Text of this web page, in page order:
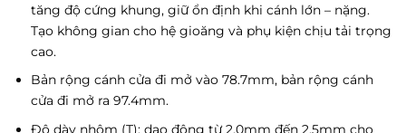
tăng độ cứng khung, giữ ổn định khi cánh lớn – nặng.
Tạo không gian cho hệ gioăng và phụ kiện chịu tải trọng
cao.
Bản rộng cánh cửa đi mở vào 78.7mm, bản rộng cánh
cửa đi mở ra 97.4mm.
Độ dày nhôm (T): dao động từ 2.0mm đến 2.5mm cho